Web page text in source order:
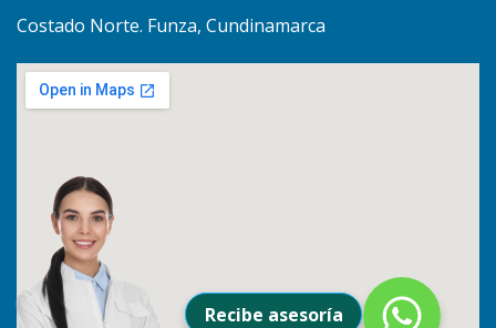
Costado Norte. Funza, Cundinamarca
Recibe asesoría